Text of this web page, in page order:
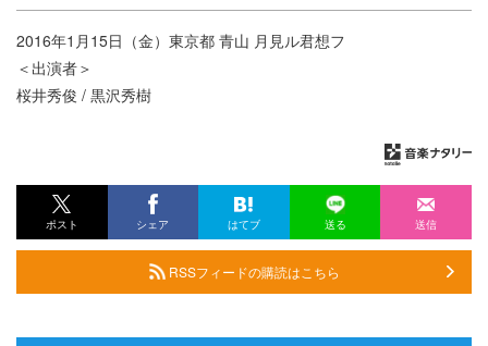
2016年1月15日（金）東京都 青山 月見ル君想フ
＜出演者＞
桜井秀俊 / 黒沢秀樹
ポスト シェア はてブ 送る 送信
RSSフィードの購読はこちら